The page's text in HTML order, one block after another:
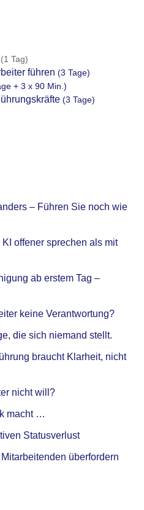
Tag)
führen (3 Tage)
+ 3 x 90 Min.)
(3 Tage)
– Führen Sie noch wie
offener sprechen als mit
ab erstem Tag –
keine Verantwortung?
die sich niemand stellt.
braucht Klarheit, nicht
nicht will?
macht …
Statusverlust
überfordern